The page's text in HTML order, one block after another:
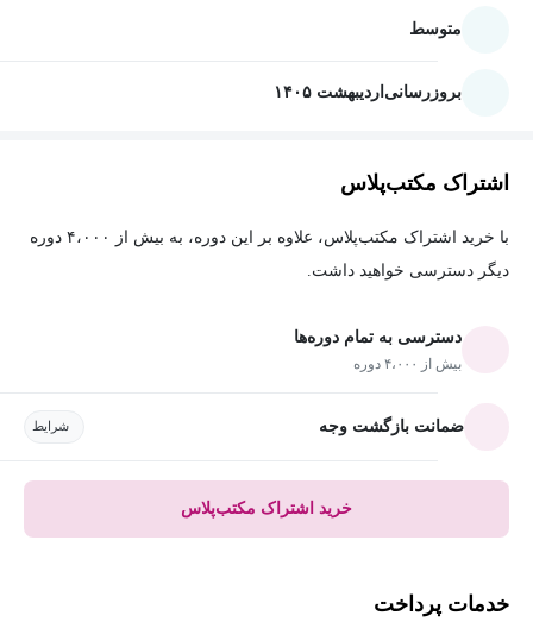
متوسط
بروزرسانی اردیبهشت ۱۴۰۵
اشتراک مکتب‌پلاس
با خرید اشتراک مکتب‌پلاس، علاوه بر این دوره، به بیش از ۴،۰۰۰ دوره
دیگر دسترسی خواهید داشت.
دسترسی به تمام دوره‌ها
بیش از ۴،۰۰۰ دوره
ضمانت بازگشت وجه شرایط
خرید اشتراک مکتب‌پلاس
خدمات پرداخت